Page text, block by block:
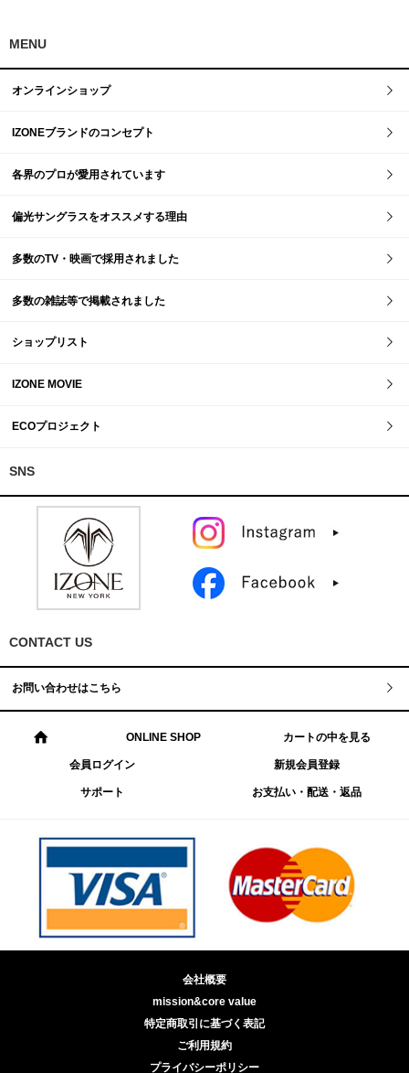
MENU
オンラインショップ
IZONEブランドのコンセプト
各界のプロが愛用されています
偏光サングラスをオススメする理由
多数のTV・映画で採用されました
多数の雑誌等で掲載されました
ショップリスト
IZONE MOVIE
ECOプロジェクト
SNS
CONTACT US
お問い合わせはこちら
ONLINE SHOP カートの中を見る
会員ログイン 新規会員登録
サポート お支払い・配送・返品
会社概要
mission&core value
特定商取引に基づく表記
ご利用規約
プライバシーポリシー